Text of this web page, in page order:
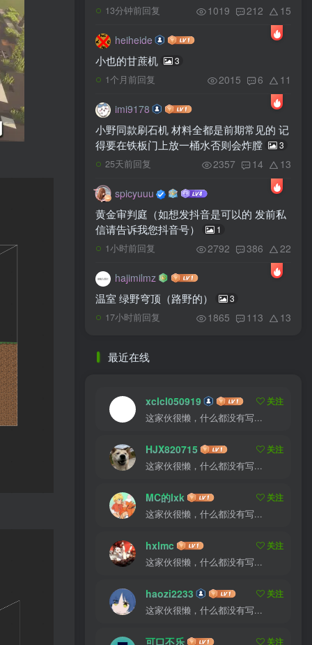
13分钟前回复 1019 212 15
heiheide
小也的甘蔗机 3
1个月前回复 2015 6 11
imi9178
小野同款刷石机 材料全都是前期常见的 记
得要在铁板门上放一桶水否则会炸膛
3
25天前回复 2357 14 13
spicyuuu
黄金审判庭（如想发抖音是可以的 发前私
信请告诉我您抖音号）
1
1小时前回复 2792 386 22
hajimilmz
温室 绿野穹顶（路野的） 3
17小时前回复 1865 113 13
最近在线
xclcl050919
关注
这家伙很懒，什么都没有写...
HJX820715
关注
这家伙很懒，什么都没有写...
MC的lxk
关注
这家伙很懒，什么都没有写...
hxlmc
关注
这家伙很懒，什么都没有写...
haozi2233
关注
这家伙很懒，什么都没有写...
可口不乐
关注